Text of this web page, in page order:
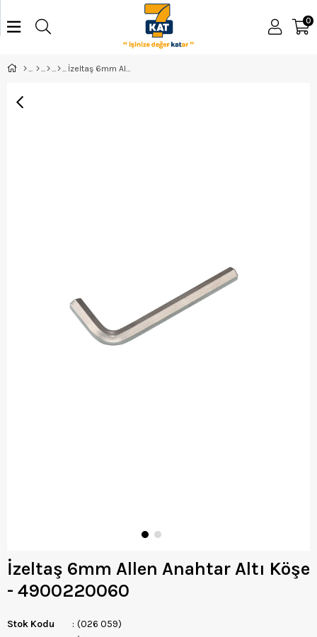
0
İzeltaş 6mm Allen Anahtar Altı Köşe
- 4900220060
Stok Kodu
(026 059)